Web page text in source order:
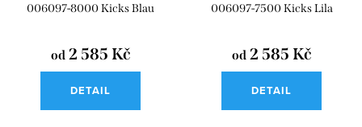
006097-8000 Kicks Blau
od 2 585 Kč
DETAIL
006097-7500 Kicks Lila
od 2 585 Kč
DETAIL